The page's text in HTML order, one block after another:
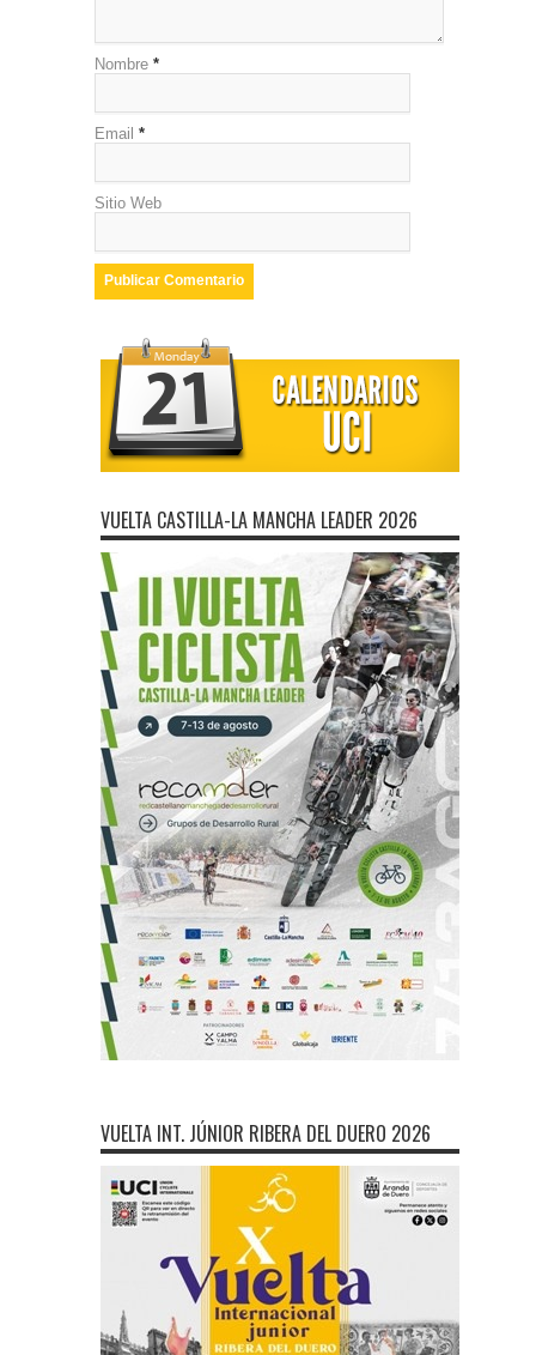
Nombre *
Email *
Sitio Web
VUELTA CASTILLA-LA MANCHA LEADER 2026
VUELTA INT. JÚNIOR RIBERA DEL DUERO 2026